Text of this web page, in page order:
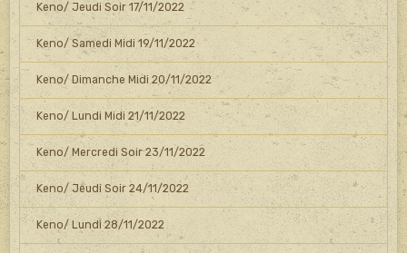
Keno/ Jeudi Soir 17/11/2022
Keno/ Samedi Midi 19/11/2022
Keno/ Dimanche Midi 20/11/2022
Keno/ Lundi Midi 21/11/2022
Keno/ Mercredi Soir 23/11/2022
Keno/ Jeudi Soir 24/11/2022
Keno/ Lundi 28/11/2022